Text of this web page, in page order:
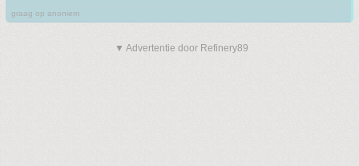
graag op anoniem
▼ Advertentie door Refinery89